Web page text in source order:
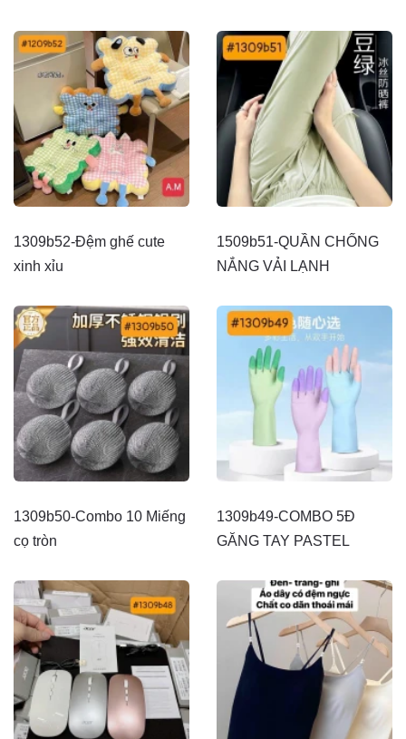
1309b52-Đệm ghế cute
xinh xỉu
1509b51-QUẦN CHỐNG
NẮNG VẢI LẠNH
1309b50-Combo 10 Miếng
cọ tròn
1309b49-COMBO 5Đ
GĂNG TAY PASTEL